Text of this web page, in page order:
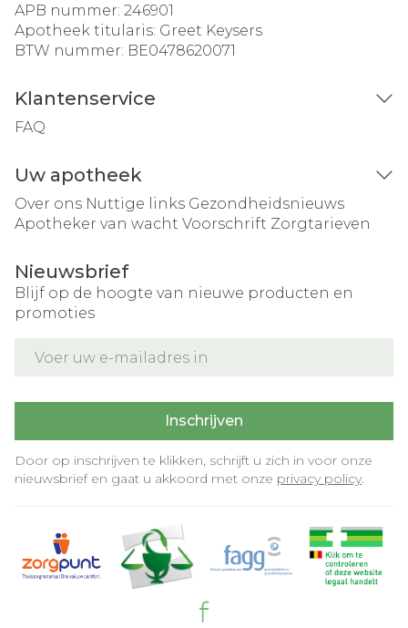
APB nummer: 246901
Apotheek titularis: Greet Keysers
BTW nummer: BE0478620071
Klantenservice
FAQ
Uw apotheek
Over ons Nuttige links Gezondheidsnieuws
Apotheker van wacht Voorschrift Zorgtarieven
Nieuwsbrief
Blijf op de hoogte van nieuwe producten en
promoties
Inschrijven
Door op inschrijven te klikken, schrijft u zich in voor onze
nieuwsbrief en gaat u akkoord met onze privacy policy.